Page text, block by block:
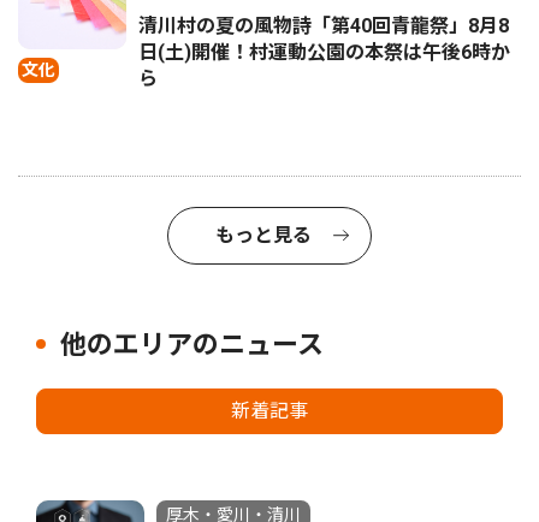
文化
清川村の夏の風物詩「第40回青龍祭」8月8
日(土)開催！村運動公園の本祭は午後6時か
ら
もっと見る
他のエリアのニュース
新着記事
厚木・愛川・清川